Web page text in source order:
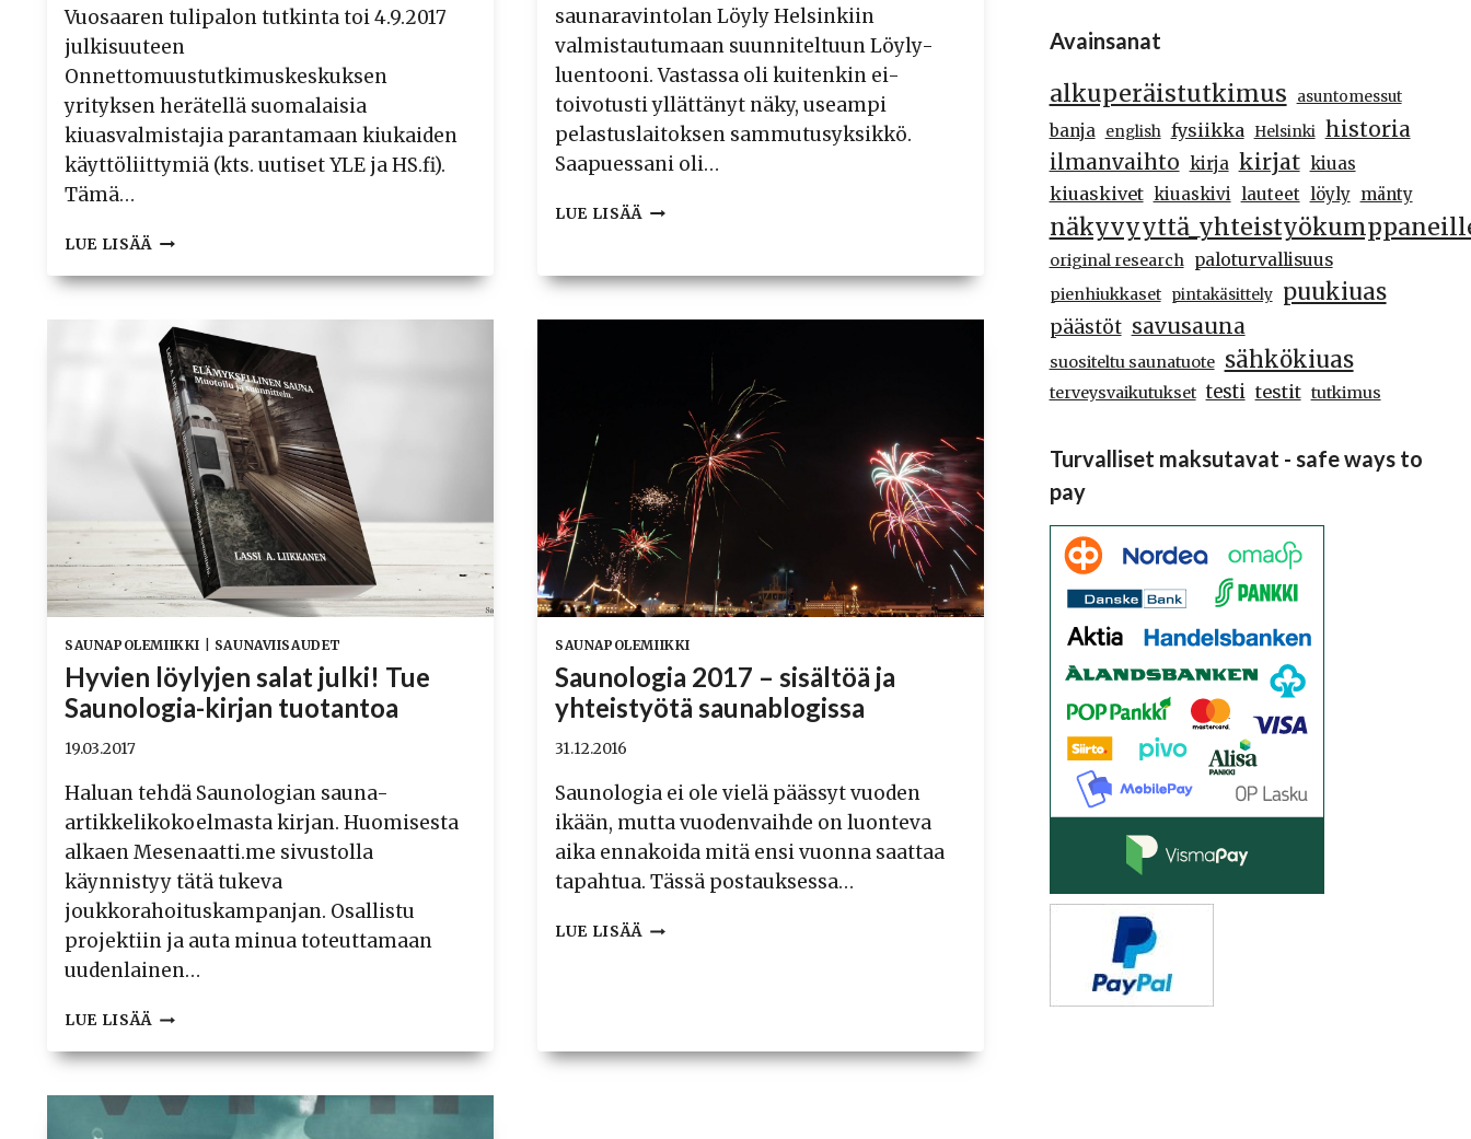
Vuosaaren tulipalon tutkinta toi 4.9.2017
julkisuuteen
Onnettomuustutkimuskeskuksen
yrityksen herätellä suomalaisia
kiuasvalmistajia parantamaan kiukaiden
käyttöliittymiä (kts. uutiset YLE ja HS.fi).
Tämä…
LUE LISÄÄ HYLÄTTY
ON
NÄKYMÄTÖN
NORSU
POSLIINIKAUPASSA
saunaravintolan Löyly Helsinkiin
valmistautumaan suunniteltuun Löyly-
luentooni. Vastassa oli kuitenkin ei-
toivotusti yllättänyt näky, useampi
pelastuslaitoksen sammutusyksikkö.
Saapuessani oli…
LUE LISÄÄ MIKSI
PALOI?
SAUNAPOLEMIIKKI SAUNAVIISAUDET
Hyvien löylyjen salat julki! Tue
Saunologia-kirjan tuotantoa
19.03.2017
Haluan tehdä Saunologian sauna-
artikkelikokoelmasta kirjan. Huomisesta
alkaen Mesenaatti.me sivustolla
käynnistyy tätä tukeva
joukkorahoituskampanjan. Osallistu
projektiin ja auta minua toteuttamaan
uudenlainen…
LUE LISÄÄ HYVIEN
SALAT
TUE
SAUNOLOGIA-
SAUNAPOLEMIIKKI
Saunologia 2017 – sisältöä ja
yhteistyötä saunablogissa
31.12.2016
Saunologia ei ole vielä päässyt vuoden
ikään, mutta vuodenvaihde on luonteva
aika ennakoida mitä ensi vuonna saattaa
tapahtua. Tässä postauksessa…
LUE LISÄÄ SAUNOLOGIA
SAUNABLOGISSA
Avainsanat
alkuperäistutkimus asuntomessut
banja english fysiikka Helsinki historia
ilmanvaihto kirja kirjat kiuas
kiuaskivet kiuaskivi lauteet löyly mänty
original research paloturvallisuus
pienhiukkaset pintakäsittely puukiuas
päästöt savusauna
suositeltu saunatuote sähkökiuas
terveysvaikutukset testi testit tutkimus
Turvalliset maksutavat - safe ways to
pay